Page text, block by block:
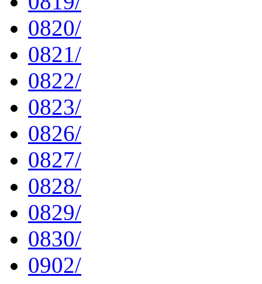
0820/
0821/
0822/
0823/
0826/
0827/
0828/
0829/
0830/
0902/